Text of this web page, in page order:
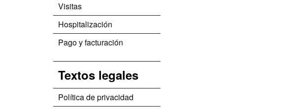
Visitas
Hospitalización
Pago y facturación
Textos legales
Política de privacidad